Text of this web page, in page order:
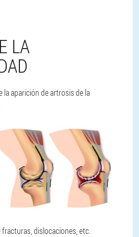
LA
aparición de artrosis de la
fracturas, dislocaciones, etc.